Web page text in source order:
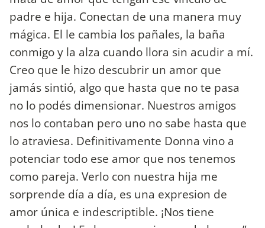
padre e hija. Conectan de una manera muy
mágica. El le cambia los pañales, la baña
conmigo y la alza cuando llora sin acudir a mí.
Creo que le hizo descubrir un amor que
jamás sintió, algo que hasta que no te pasa
no lo podés dimensionar. Nuestros amigos
nos lo contaban pero uno no sabe hasta que
lo atraviesa. Definitivamente Donna vino a
potenciar todo ese amor que nos tenemos
como pareja. Verlo con nuestra hija me
sorprende día a día, es una expresion de
amor única e indescriptible. ¡Nos tiene